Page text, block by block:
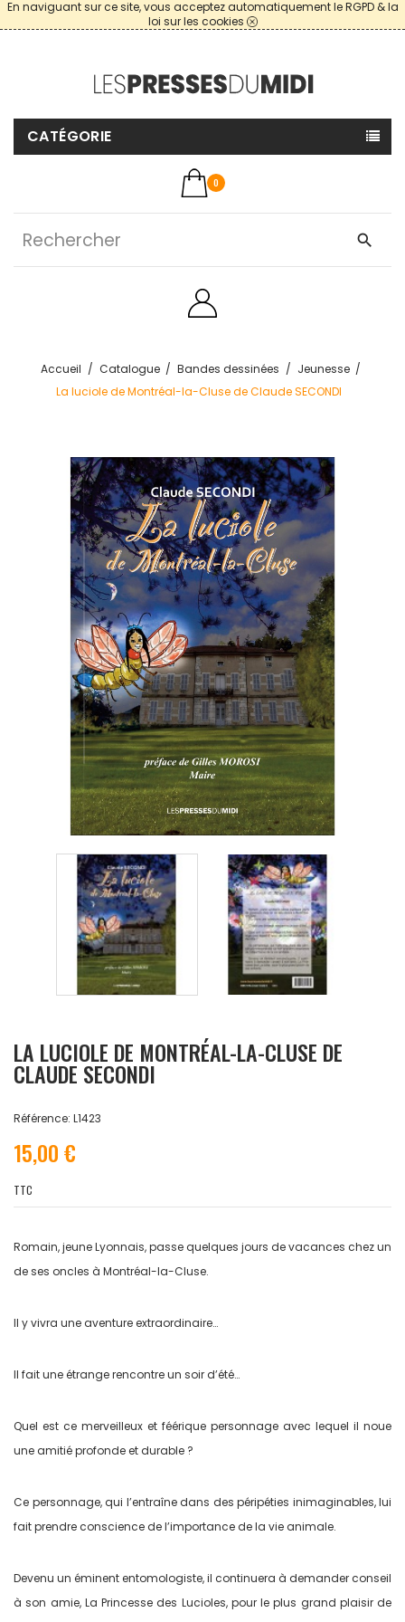
En naviguant sur ce site, vous acceptez automatiquement le RGPD & la
loi sur les cookies
CATÉGORIE
0
search
Accueil Catalogue Bandes dessinées
Jeunesse
La luciole de Montréal-la-Cluse de Claude SECONDI
LA LUCIOLE DE MONTRÉAL-LA-CLUSE DE
CLAUDE SECONDI
Référence: L1423
15,00 €
TTC
Romain, jeune Lyonnais, passe quelques jours de vacances chez un
de ses oncles à Montréal-la-Cluse.
Il y vivra une aventure extraordinaire…
Il fait une étrange rencontre un soir d’été…
Quel est ce merveilleux et féérique personnage avec lequel il noue
une amitié profonde et durable ?
Ce personnage, qui l’entraîne dans des péripéties inimaginables, lui
fait prendre conscience de l’importance de la vie animale.
Devenu un éminent entomologiste, il continuera à demander conseil
à son amie, La Princesse des Lucioles, pour le plus grand plaisir de